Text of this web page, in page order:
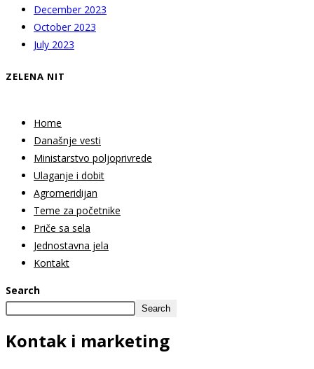
December 2023
October 2023
July 2023
ZELENA NIT
Home
Današnje vesti
Ministarstvo poljoprivrede
Ulaganje i dobit
Agromeridijan
Teme za početnike
Priče sa sela
Jednostavna jela
Kontakt
Search
Search
Kontak i marketing